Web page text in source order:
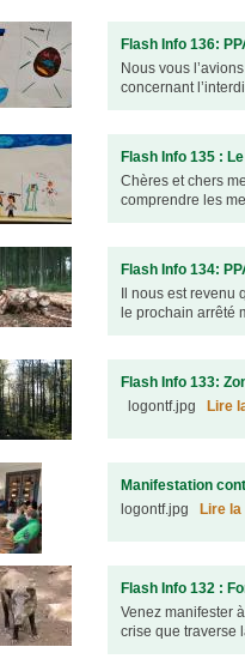
Flash Info 136:
Nous vous
concernant
Flash Info 135 :
Chères et chers
comprendre les
Flash Info 134:
Il nous est
le prochain arrêté
Flash Info 133:
logontf.jpg
Lire
Manifestation
logontf.jpg
Lire
Flash Info 132 :
Venez manifester
crise que traverse